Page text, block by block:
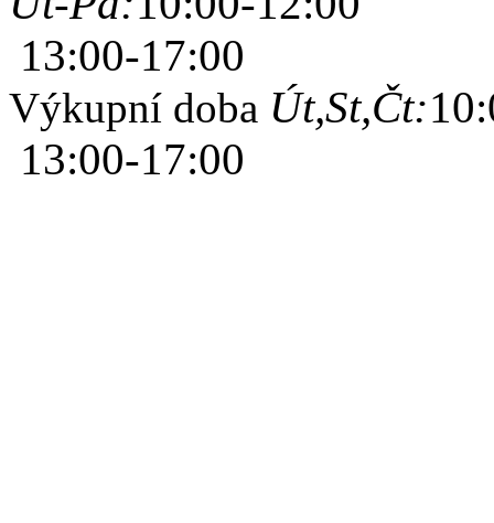
13:00-17:00
Výkupní doba Út,St,Čt:
13:00-17:00